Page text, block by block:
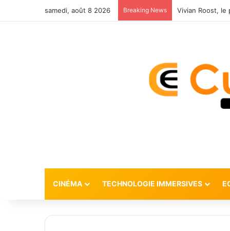
samedi, août 8 2026 Breaking News
CINÉMA TECHNOLOGIE IMMERSIVES